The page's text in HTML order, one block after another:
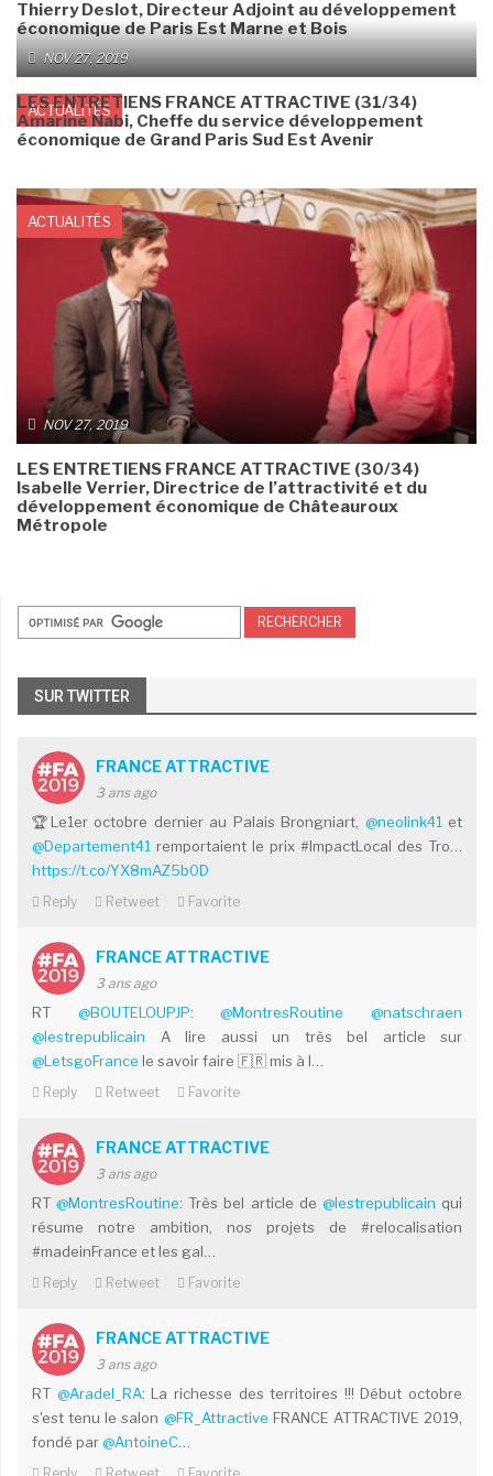
Thierry Deslot, Directeur Adjoint au développement
économique de Paris Est Marne et Bois
ACTUALITÉS
NOV 27, 2019
LES ENTRETIENS FRANCE ATTRACTIVE (31/34)
Amarine Nabi, Cheffe du service développement
économique de Grand Paris Sud Est Avenir
ACTUALITÉS
NOV 27, 2019
LES ENTRETIENS FRANCE ATTRACTIVE (30/34)
Isabelle Verrier, Directrice de l’attractivité et du
développement économique de Châteauroux
Métropole
SUR TWITTER
FRANCE ATTRACTIVE
3 ans ago
🏆Le1er octobre dernier au Palais Brongniart, @neolink41 et
@Departement41 remportaient le prix #ImpactLocal des Tro…
https://t.co/YX8mAZ5b0D
Reply Retweet Favorite
FRANCE ATTRACTIVE
3 ans ago
RT @BOUTELOUPJP:@MontresRoutine
@natschraen
@lestrepublicain A lire aussi un très bel article sur
@LetsgoFrance le savoir faire 🇫🇷 mis à l…
Reply Retweet Favorite
FRANCE ATTRACTIVE
3 ans ago
RT@MontresRoutine: Très bel article de @lestrepublicain qui
résume notre ambition, nos projets de #relocalisation
#madeinFrance et les gal…
Reply Retweet Favorite
FRANCE ATTRACTIVE
3 ans ago
RT @Aradel_RA: La richesse des territoires !!! Début octobre
s'est tenu le salon @FR_Attractive FRANCE ATTRACTIVE 2019,
fondé par@AntoineC